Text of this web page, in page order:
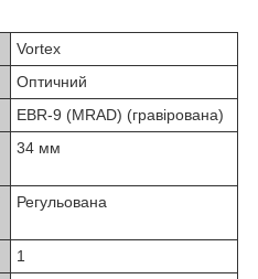
Vortex
Оптичний
EBR-9 (MRAD) (гравірована)
34 мм
Регульована
1